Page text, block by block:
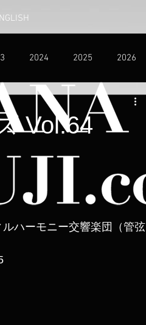
2024 2025 2026
Vol.64
ハーモニー交響楽団（管弦